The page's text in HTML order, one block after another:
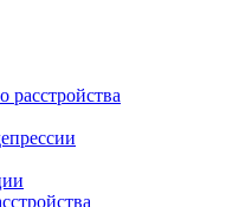
расстройства